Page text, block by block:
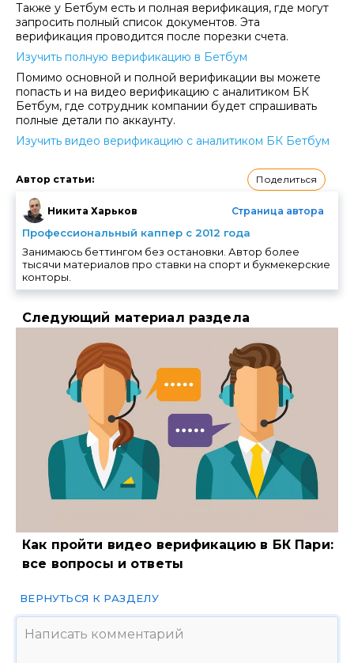
Также у Бетбум есть и полная верификация, где могут
запросить полный список документов. Эта
верификация проводится после порезки счета.
Изучить полную верификацию в Бетбум
Помимо основной и полной верификации вы можете
попасть и на видео верификацию с аналитиком БК
Бетбум, где сотрудник компании будет спрашивать
полные детали по аккаунту.
Изучить видео верификацию с аналитиком БК Бетбум
Автор статьи: Поделиться
Никита Харьков Страница автора
Профессиональный каппер с 2012 года
Занимаюсь беттингом без остановки. Автор более
тысячи материалов про ставки на спорт и букмекерские
конторы.
Следующий материал раздела
Как пройти видео верификацию в БК Пари:
все вопросы и ответы
ВЕРНУТЬСЯ К РАЗДЕЛУ